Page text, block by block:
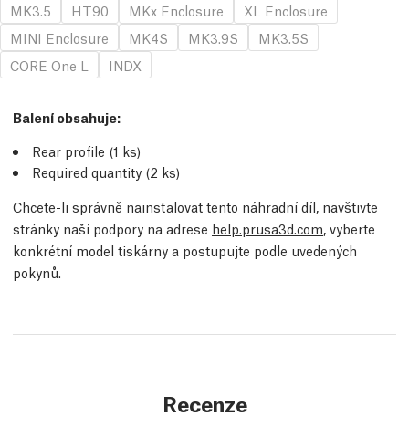
MK3.5
HT90 MKx Enclosure
XL Enclosure
MINI Enclosure
MK4S MK3.9S
MK3.5S
CORE One L
INDX
Balení obsahuje:
Rear profile (1 ks)
Required quantity (2 ks)
Chcete-li správně nainstalovat tento náhradní díl, navštivte
stránky naší podpory na adrese help.prusa3d.com, vyberte
konkrétní model tiskárny a postupujte podle uvedených
pokynů.
Recenze